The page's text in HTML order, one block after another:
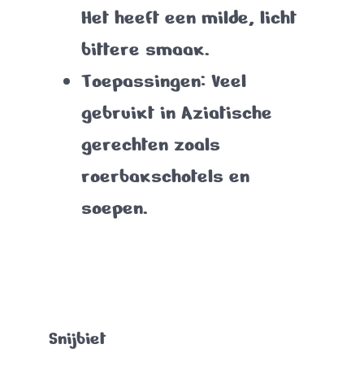
Het heeft een milde, licht
bittere smaak.
Toepassingen: Veel
gebruikt in Aziatische
gerechten zoals
roerbakschotels en
soepen.
Snijbiet